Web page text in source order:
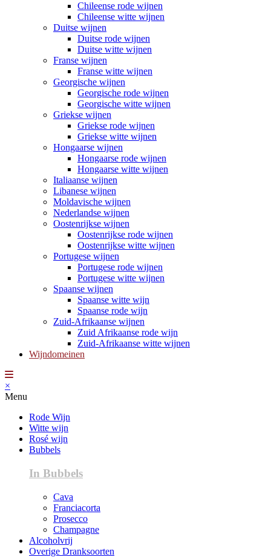
Chileense rode wijnen
Chileense witte wijnen
Duitse wijnen
Duitse rode wijnen
Duitse witte wijnen
Franse wijnen
Franse witte wijnen
Georgische wijnen
Georgische rode wijnen
Georgische witte wijnen
Griekse wijnen
Griekse rode wijnen
Griekse witte wijnen
Hongaarse wijnen
Hongaarse rode wijnen
Hongaarse witte wijnen
Italiaanse wijnen
Libanese wijnen
Moldavische wijnen
Nederlandse wijnen
Oostenrijkse wijnen
Oostenrijkse rode wijnen
Oostenrijkse witte wijnen
Portugese wijnen
Portugese rode wijnen
Portugese witte wijnen
Spaanse wijnen
Spaanse witte wijn
Spaanse rode wijn
Zuid-Afrikaanse wijnen
Zuid Afrikaanse rode wijn
Zuid-Afrikaanse witte wijnen
Wijndomeinen
×
Menu
Rode Wijn
Witte wijn
Rosé wijn
Bubbels
In Bubbels
Cava
Franciacorta
Prosecco
Champagne
Alcoholvrij
Overige Dranksoorten